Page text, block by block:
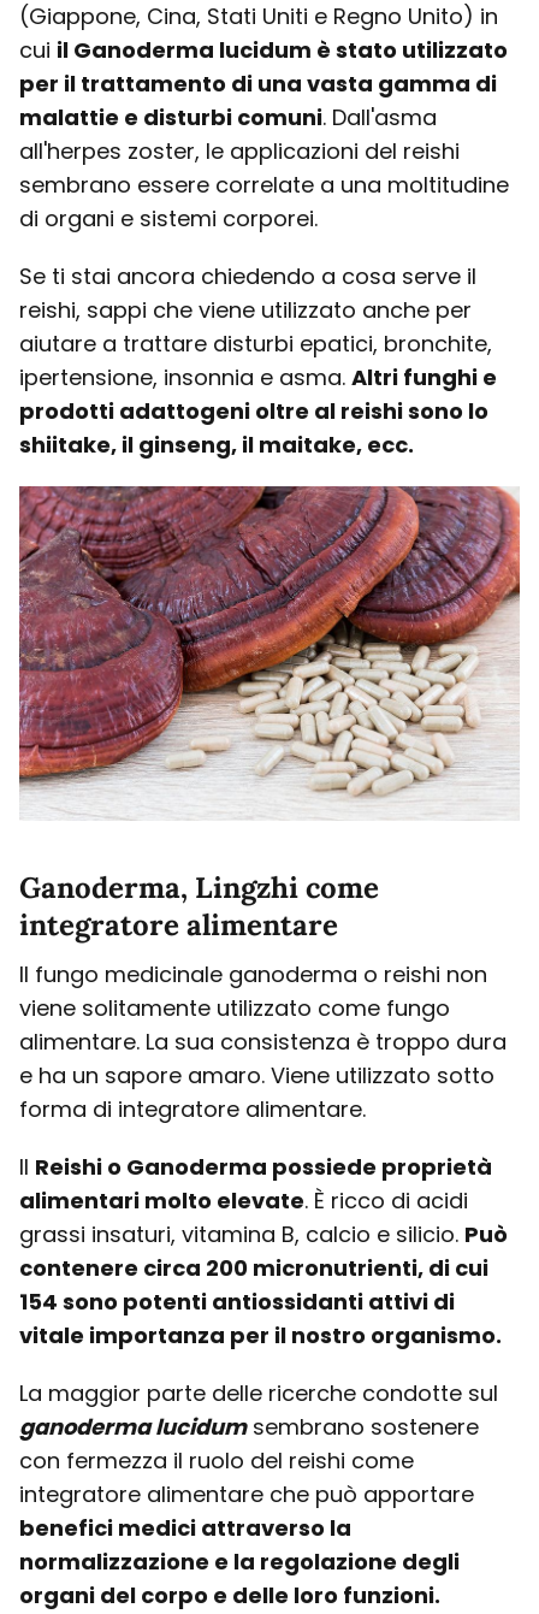
(Giappone, Cina, Stati Uniti e Regno Unito) in
cui il Ganoderma lucidum è stato utilizzato
per il trattamento di una vasta gamma di
malattie e disturbi comuni. Dall'asma
all'herpes zoster, le applicazioni del reishi
sembrano essere correlate a una moltitudine
di organi e sistemi corporei.
Se ti stai ancora chiedendo a cosa serve il
reishi, sappi che viene utilizzato anche per
aiutare a trattare disturbi epatici, bronchite,
ipertensione, insonnia e asma. Altri funghi e
prodotti adattogeni oltre al reishi sono lo
shiitake, il ginseng, il maitake, ecc.
Ganoderma, Lingzhi come
integratore alimentare
Il fungo medicinale ganoderma o reishi non
viene solitamente utilizzato come fungo
alimentare. La sua consistenza è troppo dura
e ha un sapore amaro. Viene utilizzato sotto
forma di integratore alimentare.
Il Reishi o Ganoderma possiede proprietà
alimentari molto elevate. È ricco di acidi
grassi insaturi, vitamina B, calcio e silicio. Può
contenere circa 200 micronutrienti, di cui
154 sono potenti antiossidanti attivi di
vitale importanza per il nostro organismo.
La maggior parte delle ricerche condotte sul
ganoderma lucidumsembrano sostenere
con fermezza il ruolo del reishi come
integratore alimentare che può apportare
benefici medici attraverso la
normalizzazione e la regolazione degli
organi del corpo e delle loro funzioni.